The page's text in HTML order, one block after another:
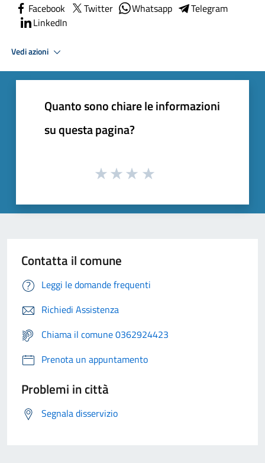
Facebook Twitter Whatsapp
Telegram
LinkedIn
Vedi azioni
Quanto sono chiare le informazioni
su questa pagina?
Contatta il comune
Leggi le domande frequenti
Richiedi Assistenza
Chiama il comune 0362924423
Prenota un appuntamento
Problemi in città
Segnala disservizio